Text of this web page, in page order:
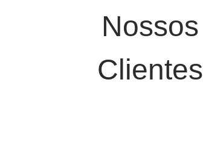
Nossos
Clientes